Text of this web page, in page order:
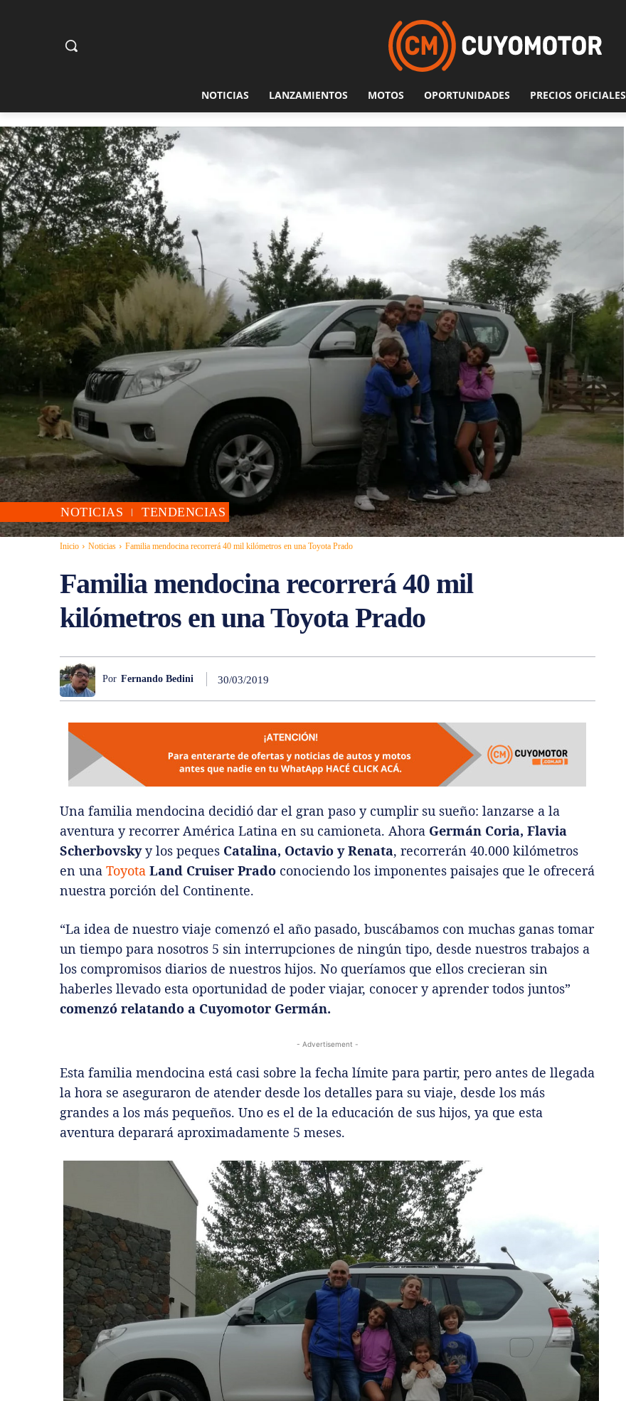
NOTICIAS LANZAMIENTOS MOTOS OPORTUNIDADES PRECIOS OFICIALES
NOTICIAS TENDENCIAS
Inicio Noticias Familia mendocina recorrerá 40 mil kilómetros en una Toyota Prado
Familia mendocina recorrerá 40 mil
kilómetros en una Toyota Prado
Por Fernando Bedini 30/03/2019
Una familia mendocina decidió dar el gran paso y cumplir su sueño: lanzarse a la
aventura y recorrer América Latina en su camioneta. Ahora Germán Coria, Flavia
Scherbovskyy los peques Catalina, Octavio y Renata, recorrerán 40.000 kilómetros
en una Toyota Land Cruiser Prado conociendo los imponentes paisajes que le ofrecerá
nuestra porción del Continente.
“La idea de nuestro viaje comenzó el año pasado, buscábamos con muchas ganas tomar
un tiempo para nosotros 5 sin interrupciones de ningún tipo, desde nuestros trabajos a
los compromisos diarios de nuestros hijos. No queríamos que ellos crecieran sin
haberles llevado esta oportunidad de poder viajar, conocer y aprender todos juntos”
comenzó relatando a Cuyomotor Germán.
- Advertisement -
Esta familia mendocina está casi sobre la fecha límite para partir, pero antes de llegada
la hora se aseguraron de atender desde los detalles para su viaje, desde los más
grandes a los más pequeños. Uno es el de la educación de sus hijos, ya que esta
aventura deparará aproximadamente 5 meses.